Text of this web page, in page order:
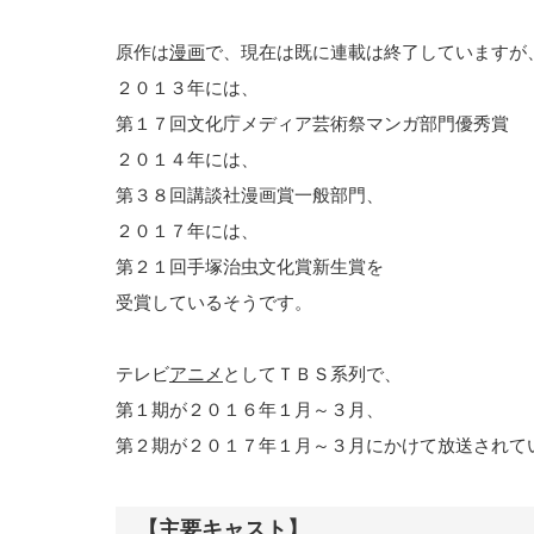
原作は漫画で、現在は既に連載は終了していますが、
２０１３年には、
第１７回文化庁メディア芸術祭マンガ部門優秀賞
２０１４年には、
第３８回講談社漫画賞一般部門、
２０１７年には、
第２１回手塚治虫文化賞新生賞を
受賞しているそうです。
テレビアニメ としてＴＢＳ系列で、
第１期が２０１６年１月～３月、
第２期が２０１７年１月～３月にかけて放送されて